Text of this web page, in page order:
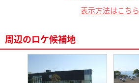
表示方法はこちら
周辺のロケ候補地